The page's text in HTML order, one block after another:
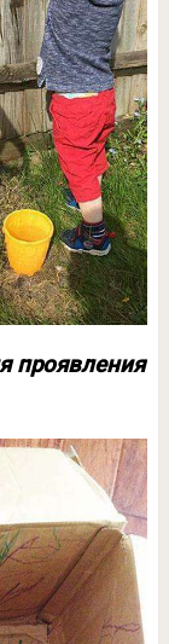
проявления